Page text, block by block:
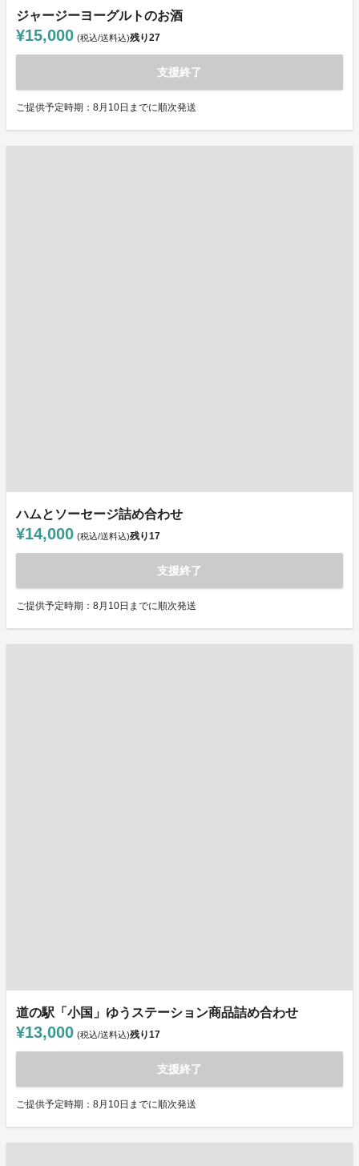
ジャージーヨーグルトのお酒
¥15,000 (税込/送料込)残り27
支援終了
ご提供予定時期：8月10日までに順次発送
ハムとソーセージ詰め合わせ
¥14,000 (税込/送料込)残り17
支援終了
ご提供予定時期：8月10日までに順次発送
道の駅「小国」ゆうステーション商品詰め合わせ
¥13,000 (税込/送料込)残り17
支援終了
ご提供予定時期：8月10日までに順次発送